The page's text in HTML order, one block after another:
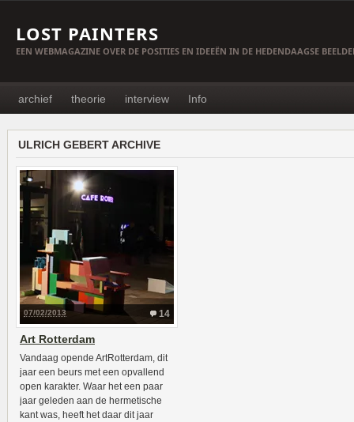
LOST PAINTERS
EEN WEBMAGAZINE OVER DE POSITIES EN IDEEËN IN DE HEDENDAAGSE
archief theorie interview Info
ULRICH GEBERT ARCHIVE
14
07/02/2013
Art Rotterdam
Vandaag opende ArtRotterdam, dit
jaar een beurs met een opvallend
open karakter. Waar het een paar
jaar geleden aan de hermetische
kant was, heeft het daar dit jaar